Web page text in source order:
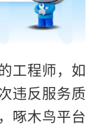
工程师，如
违反服务质
啄木鸟平台